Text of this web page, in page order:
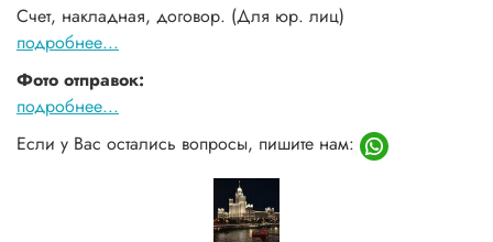
Счет, накладная, договор. (Для юр. лиц)
подробнее...
Фото отправок:
подробнее...
Если у Вас остались вопросы, пишите нам: